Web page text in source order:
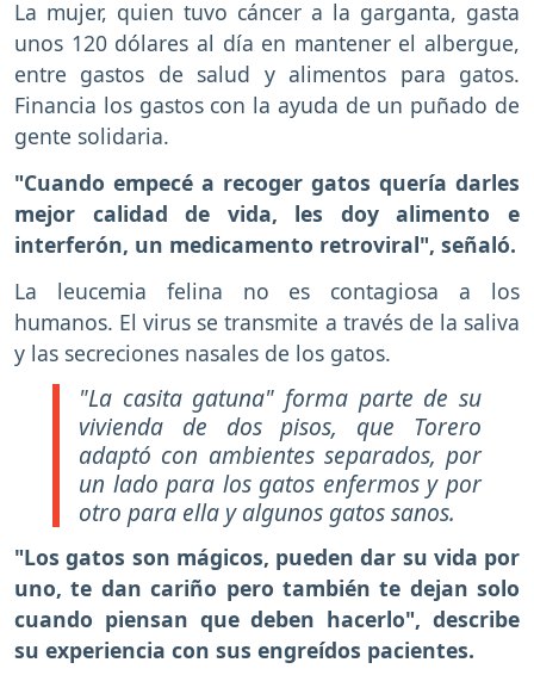
La mujer, quien tuvo cáncer a la garganta, gasta
unos 120 dólares al día en mantener el albergue,
entre gastos de salud y alimentos para gatos.
Financia los gastos con la ayuda de un puñado de
gente solidaria.
"Cuando empecé a recoger gatos quería darles
mejor calidad de vida, les doy alimento e
interferón, un medicamento retroviral", señaló.
La leucemia felina no es contagiosa a los
humanos. El virus se transmite a través de la saliva
y las secreciones nasales de los gatos.
"La casita gatuna" forma parte de su
vivienda de dos pisos, que Torero
adaptó con ambientes separados, por
un lado para los gatos enfermos y por
otro para ella y algunos gatos sanos.
"Los gatos son mágicos, pueden dar su vida por
uno, te dan cariño pero también te dejan solo
cuando piensan que deben hacerlo", describe
su experiencia con sus engreídos pacientes.